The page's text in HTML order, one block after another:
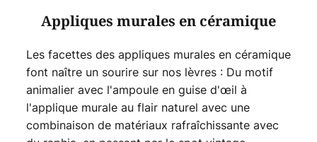
Appliques murales en céramique
Les facettes des appliques murales en céramique
font naître un sourire sur nos lèvres : Du motif
animalier avec l'ampoule en guise d'œil à
l'applique murale au flair naturel avec une
combinaison de matériaux rafraîchissante avec